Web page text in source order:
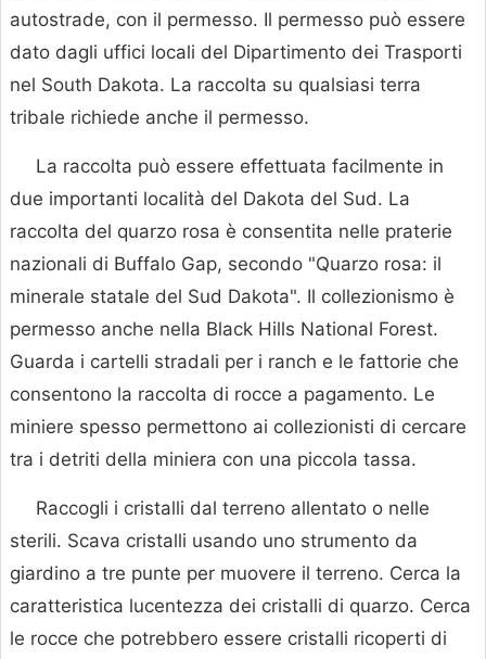
autostrade, con il permesso. Il permesso può essere
dato dagli uffici locali del Dipartimento dei Trasporti
nel South Dakota. La raccolta su qualsiasi terra
tribale richiede anche il permesso.
La raccolta può essere effettuata facilmente in
due importanti località del Dakota del Sud. La
raccolta del quarzo rosa è consentita nelle praterie
nazionali di Buffalo Gap, secondo "Quarzo rosa: il
minerale statale del Sud Dakota". Il collezionismo è
permesso anche nella Black Hills National Forest.
Guarda i cartelli stradali per i ranch e le fattorie che
consentono la raccolta di rocce a pagamento. Le
miniere spesso permettono ai collezionisti di cercare
tra i detriti della miniera con una piccola tassa.
Raccogli i cristalli dal terreno allentato o nelle
sterili. Scava cristalli usando uno strumento da
giardino a tre punte per muovere il terreno. Cerca la
caratteristica lucentezza dei cristalli di quarzo. Cerca
le rocce che potrebbero essere cristalli ricoperti di